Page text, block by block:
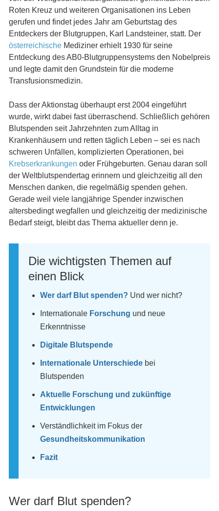
Roten Kreuz und weiteren Organisationen ins Leben
gerufen und findet jedes Jahr am Geburtstag des
Entdeckers der Blutgruppen, Karl Landsteiner, statt. Der
österreichischeMediziner erhielt 1930 für seine
Entdeckung des AB0-Blutgruppensystems den Nobelpreis
und legte damit den Grundstein für die moderne
Transfusionsmedizin.
Dass der Aktionstag überhaupt erst 2004 eingeführt
wurde, wirkt dabei fast überraschend. Schließlich gehören
Blutspenden seit Jahrzehnten zum Alltag in
Krankenhäusern und retten täglich Leben – sei es nach
schweren Unfällen, komplizierten Operationen, bei
Krebserkrankungen oder Frühgeburten. Genau daran soll
der Weltblutspendertag erinnern und gleichzeitig all den
Menschen danken, die regelmäßig spenden gehen.
Gerade weil viele langjährige Spender inzwischen
altersbedingt wegfallen und gleichzeitig der medizinische
Bedarf steigt, bleibt das Thema aktueller denn je.
Die wichtigsten Themen auf
einen Blick
Wer darf Blut spenden? Und wer nicht?
Internationale Forschung und neue
Erkenntnisse
Digitale Blutspende
Internationale Unterschiedebei
Blutspenden
Aktuelle Forschung und zukünftige
Entwicklungen
Verständlichkeit im Fokus der
Gesundheitskommunikation
Fazit
Wer darf Blut spenden?